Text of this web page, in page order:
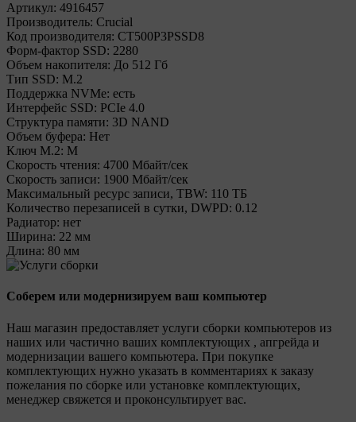
Артикул: 4916457
Производитель: Crucial
Код производителя: CT500P3PSSD8
Форм-фактор SSD: 2280
Объем накопителя: До 512 Гб
Тип SSD: М.2
Поддержка NVMe: есть
Интерфейс SSD: PCIe 4.0
Структура памяти: 3D NAND
Объем буфера: Нет
Ключ M.2: M
Cкорость чтения: 4700 Мбайт/сек
Cкорость записи: 1900 Мбайт/сек
Максимальный ресурс записи, TBW: 110 ТБ
Количество перезаписей в сутки, DWPD: 0.12
Радиатор: нет
Ширина: 22 мм
Длина: 80 мм
Соберем или модернизируем ваш компьютер
Наш магазин предоставляет услуги сборки компьютеров из
наших или частично ваших комплектующих , апгрейда и
модернизации вашего компьютера. При покупке
комплектующих нужно указать в комментариях к заказу
пожелания по сборке или установке комплектующих,
менеджер свяжется и проконсультирует вас.